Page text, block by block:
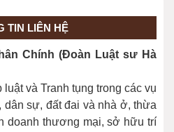
20/03/2026
năm 2026
26/02/2026
TIN LIÊN HỆ
Chính (Đoàn Luật sư Hà
và Tranh tụng trong các vụ
dân sự, đất đai và nhà ở, thừa
doanh thương mại, sở hữu trí